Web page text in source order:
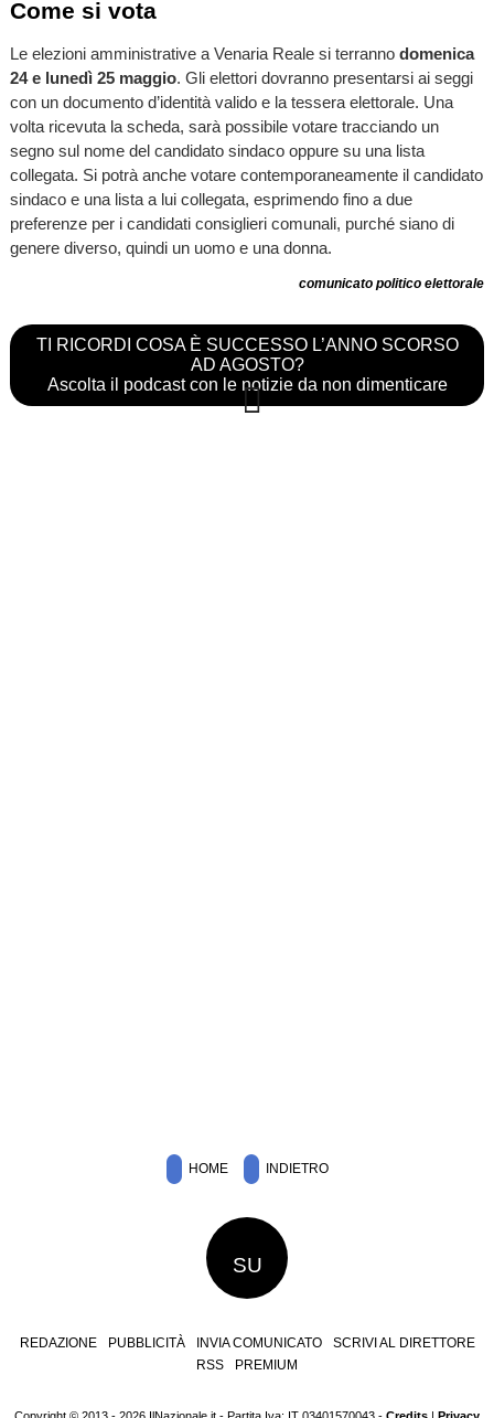
Come si vota
Le elezioni amministrative a Venaria Reale si terrannodomenica
24 e lunedì 25 maggio. Gli elettori dovranno presentarsi ai seggi
con un documento d’identità valido e la tessera elettorale. Una
volta ricevuta la scheda, sarà possibile votare tracciando un
segno sul nome del candidato sindaco oppure su una lista
collegata. Si potrà anche votare contemporaneamente il candidato
sindaco e una lista a lui collegata, esprimendo fino a due
preferenze per i candidati consiglieri comunali, purché siano di
genere diverso, quindi un uomo e una donna.
comunicato politico elettorale
TI RICORDI COSA È SUCCESSO L’ANNO SCORSO
AD AGOSTO?
Ascolta il podcast con le notizie da non dimenticare
HOME INDIETRO
SU
REDAZIONE PUBBLICITÀ INVIA COMUNICATO
SCRIVI AL DIRETTORE
RSS
PREMIUM